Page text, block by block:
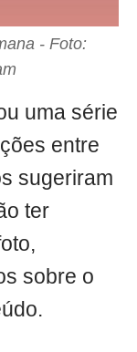
- Foto:
uma série
entre
sugeriram
ter
sobre o